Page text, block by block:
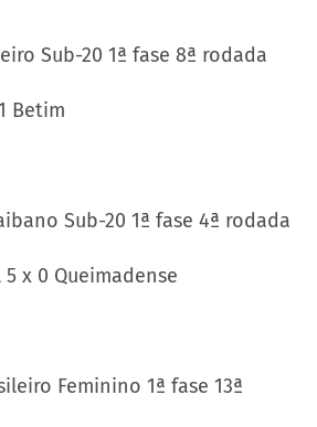
Sub-20 1ª fase 8ª rodada
Betim
Sub-20 1ª fase 4ª rodada
x 0 Queimadense
Feminino 1ª fase 13ª